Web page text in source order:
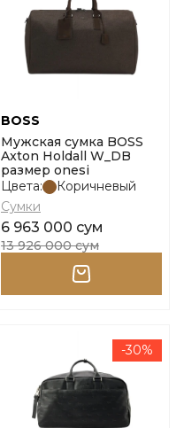
BOSS
Мужская сумка BOSS
Axton Holdall W_DB
размер onesi
Цвета:
Коричневый
Сумки
6 963 000 сум
13 926 000 сум
-30%